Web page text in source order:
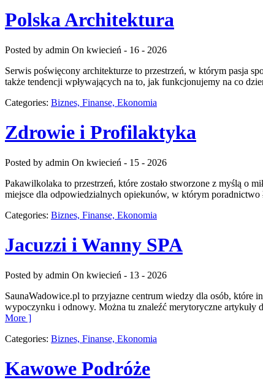
Polska Architektura
Posted by admin On kwiecień - 16 - 2026
Serwis poświęcony architekturze to przestrzeń, w którym pasja
także tendencji wpływających na to, jak funkcjonujemy na co
Categories: Biznes, Finanse, Ekonomia
Zdrowie i Profilaktyka
Posted by admin On kwiecień - 15 - 2026
Pakawilkolaka to przestrzeń, które zostało stworzone z myślą o
miejsce dla odpowiedzialnych opiekunów, w którym poradnictwo
Categories: Biznes, Finanse, Ekonomia
Jacuzzi i Wanny SPA
Posted by admin On kwiecień - 13 - 2026
SaunaWadowice.pl to przyjazne centrum wiedzy dla osób, które
wypoczynku i odnowy. Można tu znaleźć merytoryczne
More ]
Categories: Biznes, Finanse, Ekonomia
Kawowe Podróże